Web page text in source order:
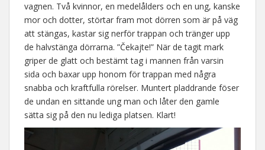
vagnen. Två kvinnor, en medelålders och en ung, kanske
mor och dotter, störtar fram mot dörren som är på väg
att stängas, kastar sig nerför trappan och tränger upp
de halvstänga dörrarna. ”Čekajte!” När de tagit mark
griper de glatt och bestämt tag i mannen från varsin
sida och baxar upp honom för trappan med några
snabba och kraftfulla rörelser. Muntert pladdrande föser
de undan en sittande ung man och låter den gamle
sätta sig på den nu lediga platsen. Klart!